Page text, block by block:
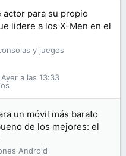
actor para su propio
lidere a los X-Men en el
y juegos
Ayer a las 13:33
un móvil más barato
de los mejores: el
Android